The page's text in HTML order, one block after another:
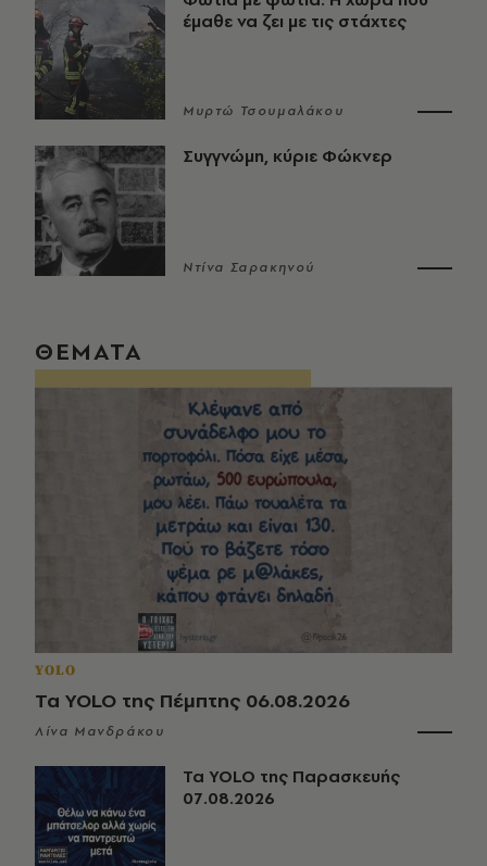
έμαθε να ζει με τις στάχτες
Μυρτώ Τσουμαλάκου
Συγγνώμη, κύριε Φώκνερ
Ντίνα Σαρακηνού
ΘΕΜΑΤΑ
YOLO
Τα YOLO της Πέμπτης 06.08.2026
Λίνα Μανδράκου
Τα YOLO της Παρασκευής
07.08.2026